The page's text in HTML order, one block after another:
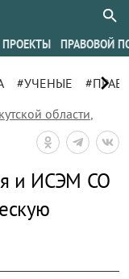
ПРОЕКТЫ ПРАВОВОЙ
#УЧЕНЫЕ chevron_right
области,
и ИСЭМ СО